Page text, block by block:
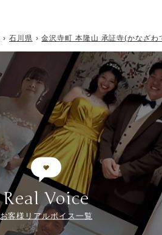
石川県 金沢寺町 本隆山 承証寺(かなざ
Real Voice
お客様リアルボイス一覧